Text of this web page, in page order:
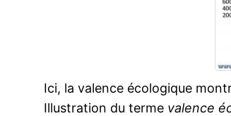
Ici, la valence écologique
Illustration du terme valence